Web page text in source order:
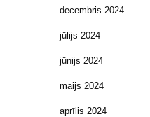
decembris 2024
jūlijs 2024
jūnijs 2024
maijs 2024
aprīlis 2024